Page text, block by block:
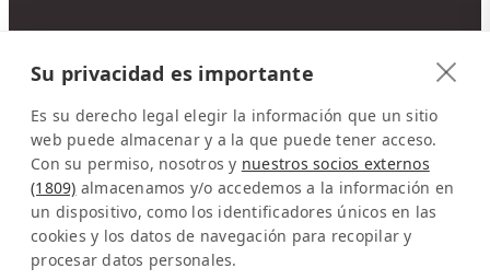
Latinconnect
a/o DMC Systems SA
Sabana Sur, Calle 66
Edificio ARA Tours
10108 San José
Costa Rica
Representación en Europa:
Su privacidad es importante
Es su derecho legal elegir la información que un sitio
web puede almacenar y a la que puede tener acceso.
Con su permiso, nosotros y nuestros socios externos
(1809) almacenamos y/o accedemos a la información en
un dispositivo, como los identificadores únicos en las
cookies y los datos de navegación para recopilar y
procesar datos personales.